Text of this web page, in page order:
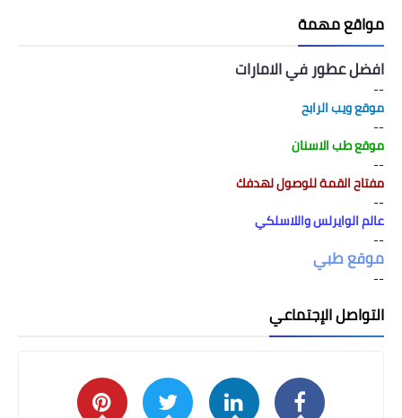
مواقع مهمة
افضل عطور في الامارات
--
موقع ويب الرابح
--
موقع طب الاسنان
--
مفتاح القمة للوصول لهدفك
--
عالم الوايرلس واللاسلكي
--
موقع طبي
--
التواصل الإجتماعي